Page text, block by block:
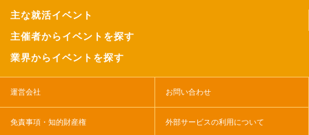
主な就活イベント
主催者からイベントを探す
業界からイベントを探す
運営会社 お問い合わせ
免責事項・知的財産権 外部サービスの利用について